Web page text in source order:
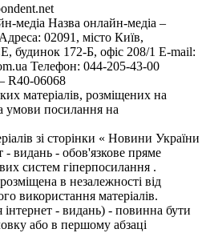
медіа Назва онлайн-медіа –
02091, місто Київ,
172-Б, офіс 208/1 E-mail:
Телефон: 044-205-43-00
R40-06068
матеріалів, розміщених на
умови посилання на
зі сторінки « Новини України
- видань - обов'язкове пряме
систем гіперпосилання .
в незалежності від
використання матеріалів.
інтернет - видань) - повинна бути
або в першому абзаці